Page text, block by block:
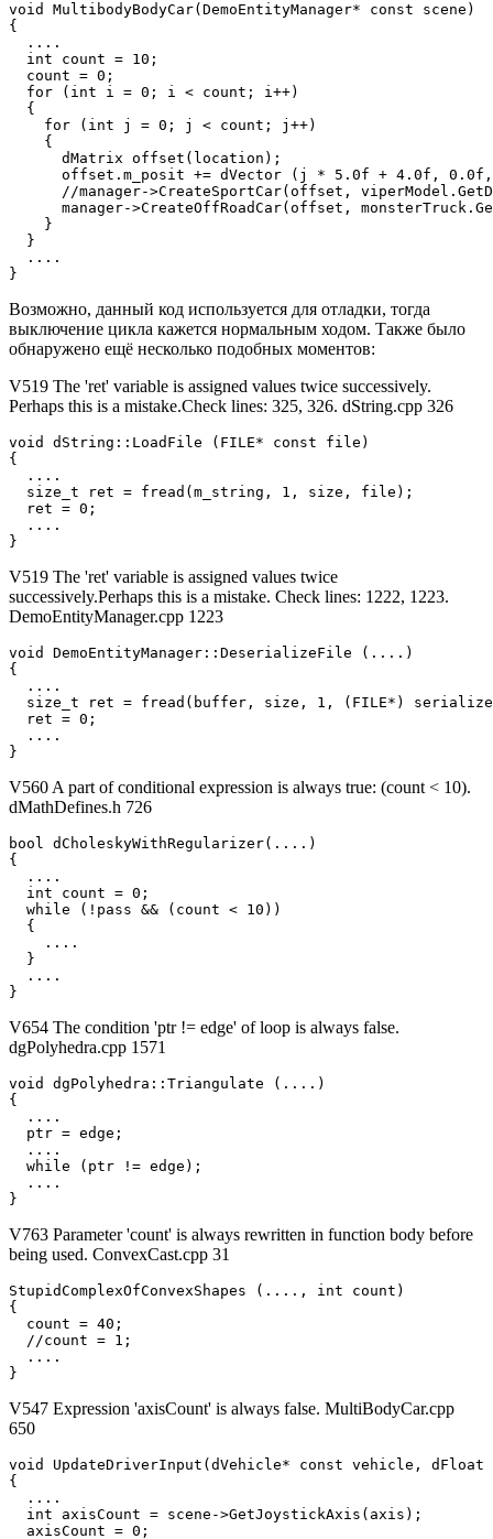
void MultibodyBodyCar(DemoEntityManager* const scene)
{
  ....
  int count = 10;
  count = 0;
  for (int i = 0; i < count; i++)
  {
    for (int j = 0; j < count; j++)
    {
      dMatrix offset(location);
offset.m_posit += dVector (j * 5.0f + 4.0f,
//manager->CreateSportCar(offset,
manager->CreateOffRoadCar(offset,
    }
  }
  ....
}
Возможно, данный код используется для отладки, тогда
выключение цикла кажется нормальным ходом. Также было
обнаружено ещё несколько подобных моментов:
V519 The 'ret' variable is assigned values twice successively.
Perhaps this is a mistake.Check lines: 325, 326. dString.cpp 326
void dString::LoadFile (FILE* const file)
{
  ....
  size_t ret = fread(m_string, 1, size, file);
  ret = 0;
  ....
}
V519 The 'ret' variable is assigned values twice
successively.Perhaps this is a mistake. Check lines: 1222, 1223.
DemoEntityManager.cpp 1223
void DemoEntityManager::DeserializeFile (....)
{
  ....
size_t ret = fread(buffer, size, 1, (FILE*)
  ret = 0;
  ....
}
V560 A part of conditional expression is always true: (count < 10).
dMathDefines.h 726
bool dCholeskyWithRegularizer(....)
{
  ....
  int count = 0;
  while (!pass && (count < 10))
  {
    ....
  }
  ....
}
V654 The condition 'ptr != edge' of loop is always false.
dgPolyhedra.cpp 1571
void dgPolyhedra::Triangulate (....)
{
  ....
  ptr = edge;
  ....
  while (ptr != edge);
  ....
}
V763 Parameter 'count' is always rewritten in function body before
being used. ConvexCast.cpp 31
StupidComplexOfConvexShapes (...., int count)
{
  count = 40;
  //count = 1;
  ....
}
V547 Expression 'axisCount' is always false. MultiBodyCar.cpp
650
void UpdateDriverInput(dVehicle* const vehicle,
{
  ....
  int axisCount = scene->GetJoystickAxis(axis);
  axisCount = 0;